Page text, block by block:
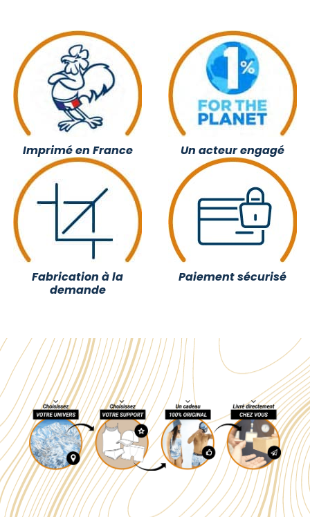
Imprimé en France Un acteur engagé
Fabrication à la
demande
Paiement sécurisé